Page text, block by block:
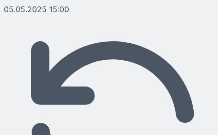
05.05.2025 15:00